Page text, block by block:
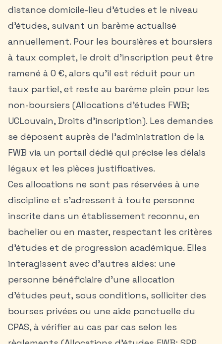
distance domicile-lieu d’études et le niveau
d’études, suivant un barème actualisé
annuellement. Pour les boursières et boursiers
à taux complet, le droit d’inscription peut être
ramené à 0 €, alors qu’il est réduit pour un
taux partiel, et reste au barème plein pour les
non-boursiers (Allocations d’études FWB;
UCLouvain, Droits d’inscription). Les demandes
se déposent auprès de l’administration de la
FWB via un portail dédié qui précise les délais
légaux et les pièces justificatives.
Ces allocations ne sont pas réservées à une
discipline et s’adressent à toute personne
inscrite dans un établissement reconnu, en
bachelier ou en master, respectant les critères
d’études et de progression académique. Elles
interagissent avec d’autres aides: une
personne bénéficiaire d’une allocation
d’études peut, sous conditions, solliciter des
bourses privées ou une aide ponctuelle du
CPAS, à vérifier au cas par cas selon les